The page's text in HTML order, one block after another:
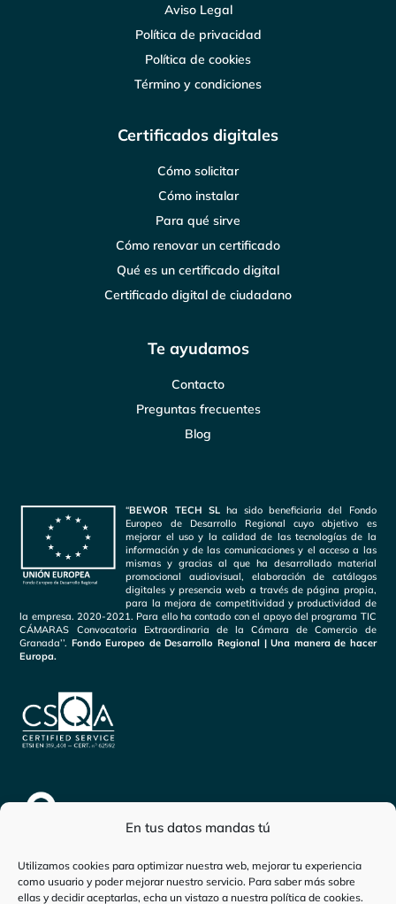
En tus datos mandas tú
Utilizamos cookies para optimizar nuestra web, mejorar tu experiencia
como usuario y poder mejorar nuestro servicio. Para saber más sobre
ellas y decidir aceptarlas, echa un vistazo a nuestra política de cookies.
Aviso Legal
Política de privacidad
Política de cookies
Término y condiciones
Certificados digitales
Cómo solicitar
Cómo instalar
Para qué sirve
Cómo renovar un certificado
Qué es un certificado digital
Certificado digital de ciudadano
Te ayudamos
Contacto
Preguntas frecuentes
Blog
“BEWOR TECH SLha sido beneficiaria del Fondo
Europeo de Desarrollo Regional cuyo objetivo es
mejorar el uso y la calidad de las tecnologías de la
información y de las comunicaciones y el acceso a las
mismas y gracias al que ha desarrollado material
promocional audiovisual, elaboración de catálogos
digitales y presencia web a través de página propia,
para la mejora de competitividad y productividad de
la empresa. 2020-2021. Para ello ha contado con el apoyo del programa TIC
CÁMARAS Convocatoria Extraordinaria de la Cámara de Comercio de
Granada’’. Fondo Europeo de Desarrollo Regional | Una manera de hacer
Europa.